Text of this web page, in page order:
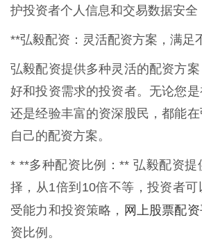
护投资者个人信息和交易数据安全
**弘毅配资：灵活配资方案，满足
弘毅配资提供多种灵活的配资方
好和投资需求的投资者。无论您是
还是经验丰富的资深股民，都能
自己的配资方案。
* **多种配资比例：** 弘毅配资
择，从1倍到10倍不等，投资者
受能力和投资策略， 网上股票配
资比例。